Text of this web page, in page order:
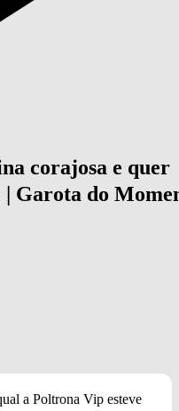
corajosa e quer
Garota do
a Poltrona Vip esteve